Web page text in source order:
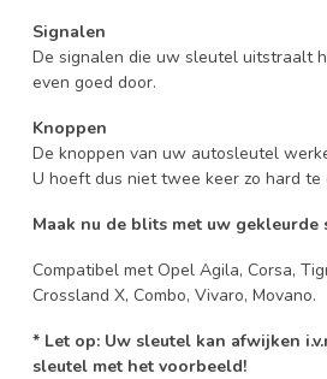
Signalen
De signalen die uw sleutel uitstraalt
even goed door.
Knoppen
De knoppen van uw autosleutel
U hoeft dus niet twee keer zo hard te
Maak nu de blits met uw gekleurde
Compatibel met Opel Agila, Corsa,
Crossland X, Combo, Vivaro, Movano.
* Let op: Uw sleutel kan afwijken
sleutel met het voorbeeld!